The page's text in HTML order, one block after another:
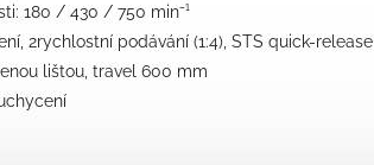
180 / 430 / 750 min⁻¹
2rychlostní podávání (1:4), STS quick-release
lištou, travel 600 mm